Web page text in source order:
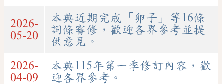
2026-
05-20
本典近期完成「卵子」等16條
詞條審修，歡迎各界參考並提
供意見。
2026-
04-09
本典115年第一季修訂內容，歡
迎各界參考。